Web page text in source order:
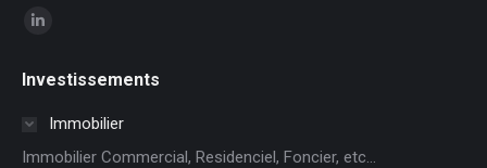
Trouvez nous sur :
LinkedIn
s'ouvre
Investissements
Immobilier
Immobilier Commercial, Residenciel, Foncier, etc...